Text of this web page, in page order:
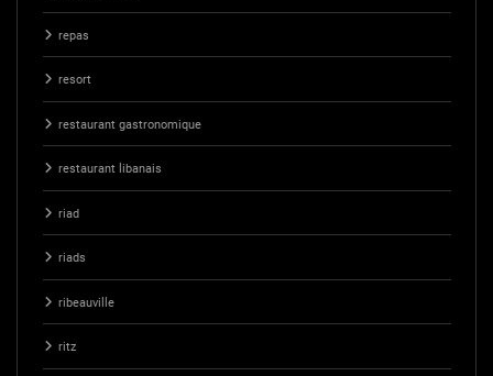
repas
resort
restaurant gastronomique
restaurant libanais
riad
riads
ribeauville
ritz